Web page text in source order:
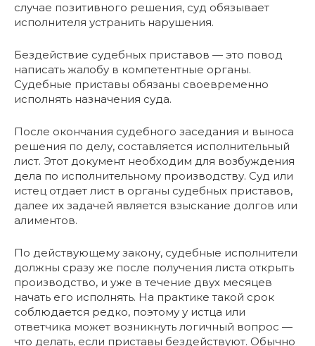
случае позитивного решения, суд обязывает
исполнителя устранить нарушения.
Бездействие судебных приставов — это повод
написать жалобу в компетентные органы.
Судебные приставы обязаны своевременно
исполнять назначения суда.
После окончания судебного заседания и выноса
решения по делу, составляется исполнительный
лист. Этот документ необходим для возбуждения
дела по исполнительному производству. Суд или
истец отдает лист в органы судебных приставов,
далее их задачей является взыскание долгов или
алиментов.
По действующему закону, судебные исполнители
должны сразу же после получения листа открыть
производство, и уже в течение двух месяцев
начать его исполнять. На практике такой срок
соблюдается редко, поэтому у истца или
ответчика может возникнуть логичный вопрос —
что делать, если приставы бездействуют. Обычно